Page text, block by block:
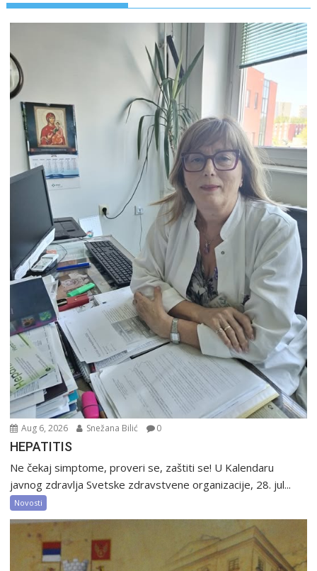
Aug 6, 2026 Snežana Bilić 0
HEPATITIS
Ne čekaj simptome, proveri se, zaštiti se! U Kalendaru
javnog zdravlja Svetske zdravstvene organizacije, 28. jul...
Novosti